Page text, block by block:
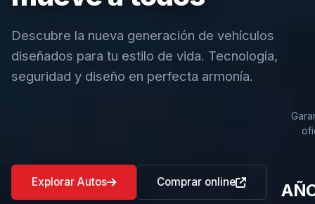
Descubre la nueva generación de vehículos
diseñados para tu estilo de vida. Tecnología,
seguridad y diseño en perfecta armonía.
Explorar Autos Comprar online